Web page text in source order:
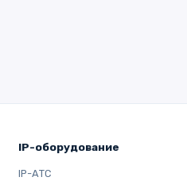
IP-оборудование
IP-АТС